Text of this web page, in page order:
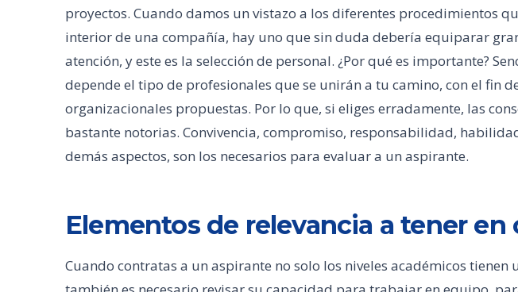
proyectos. Cuando damos un vistazo a los diferentes procedimientos
interior de una compañía, hay uno que sin duda debería equiparar
atención, y este es la selección de personal. ¿Por qué es importante?
depende el tipo de profesionales que se unirán a tu camino, con el fin
organizacionales propuestas. Por lo que, si eliges erradamente, las
bastante notorias. Convivencia, compromiso, responsabilidad,
demás aspectos, son los necesarios para evaluar a un aspirante.
Elementos de relevancia a tener en
Cuando contratas a un aspirante no solo los niveles académicos tienen